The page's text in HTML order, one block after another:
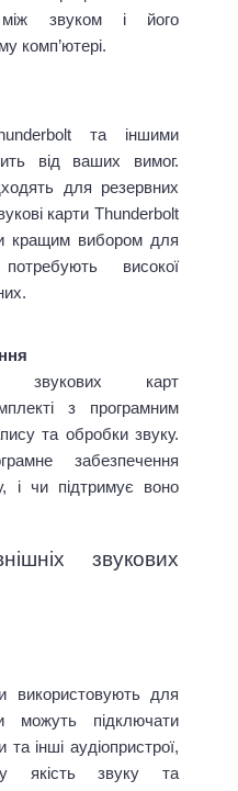
між звуком і його
комп’ютері.
та іншими
від ваших вимог.
для резервних
карти Thunderbolt
кращим вибором для
високої
звукових карт
з програмним
та обробки звуку.
забезпечення
і чи підтримує воно
звукових
використовують для
можуть підключати
інші аудіопристрої,
якість звуку та